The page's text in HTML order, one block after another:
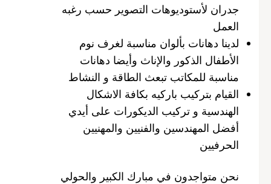
جدران لأستوديوهات التصوير حسب رغبه
العمل
لدينا دهانات بألوان مناسبة لغرف نوم
الأطفال الذكور والإناث وأيضا دهانات
مناسبة للمكاتب تبعث الطاقة و النشاط
القيام بتركيب باركيه بكافة الاشكال
الهندسية و تركيب الديكورات على أيدي
أفضل المهندسين والفنيين والمهنيين
الحرفيين
نحن متواجدون في مبارك الكبير والحولي